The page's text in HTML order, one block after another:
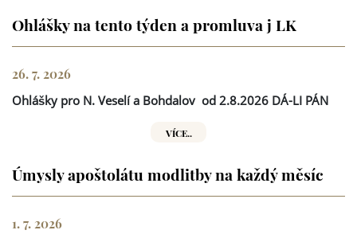
Ohlášky na tento týden a promluva j LK
26. 7. 2026
Ohlášky pro N. Veselí a Bohdalov od 2.8.2026 DÁ-LI PÁN
VÍCE..
Úmysly apoštolátu modlitby na každý měsíc
1. 7. 2026